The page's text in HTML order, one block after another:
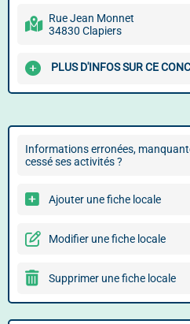
Rue Jean Monnet
34830 Clapiers
PLUS D'INFOS SUR CE
Informations erronées,
cessé ses activités ?
Ajouter une fiche locale
Modifier une fiche locale
Supprimer une fiche locale